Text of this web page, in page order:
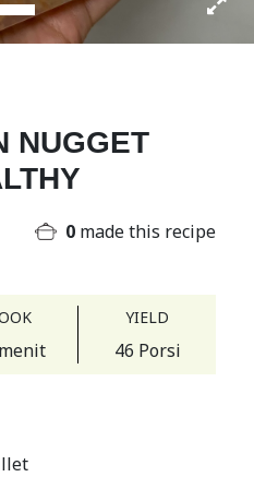
NUGGET
0 made this recipe
YIELD
46 Porsi